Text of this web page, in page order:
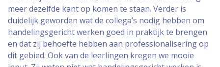
meer dezelfde kant op komen te staan. Verder is
duidelijk geworden wat de collega’s nodig hebben om
handelingsgericht werken goed in praktijk te brengen
en dat zij behoefte hebben aan professionalisering op
dit gebied. Ook van de leerlingen kregen we mooie